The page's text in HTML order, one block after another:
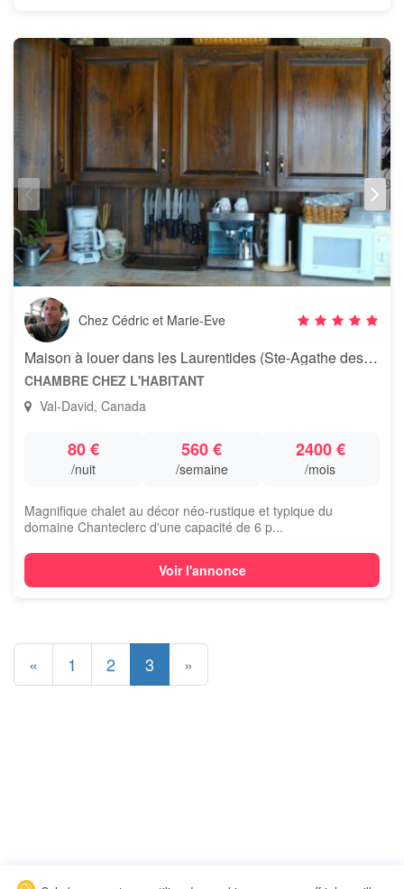
Chez Cédric et Marie-Eve
Maison à louer dans les Laurentides (Ste-Agathe des Monts)
CHAMBRE CHEZ L'HABITANT
Val-David, Canada
80 €
/nuit
560 €
/semaine
2400 €
/mois
Magnifique chalet au décor néo-rustique et typique du
domaine Chanteclerc d'une capacité de 6 p...
Voir l'annonce
« 1 2 3 »